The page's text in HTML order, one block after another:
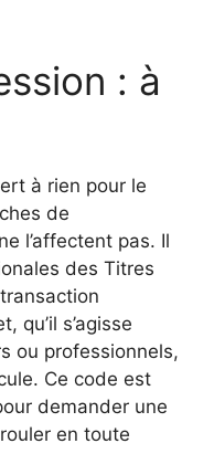
: à
à rien pour le
de
l’affectent pas. Il
des Titres
qu’il s’agisse
ou professionnels,
Ce code est
demander une
en toute